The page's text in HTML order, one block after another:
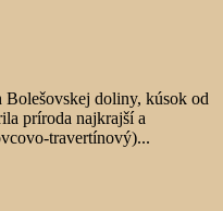
doliny, kúsok od
príroda najkrajší a
travertínový)...